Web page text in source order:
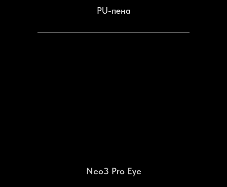
PU-пена
Neo3 Pro Eye